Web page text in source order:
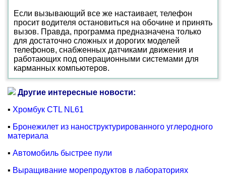
Если вызывающий все же настаивает, телефон
просит водителя остановиться на обочине и принять
вызов. Правда, программа предназначена только
для достаточно сложных и дорогих моделей
телефонов, снабженных датчиками движения и
работающих под операционными системами для
карманных компьютеров.
Другие интересные новости:
▪ Хромбук CTL NL61
▪ Бронежилет из наноструктурированного углеродного
материала
▪ Автомобиль быстрее пули
▪ Выращивание морепродуктов в лабораториях